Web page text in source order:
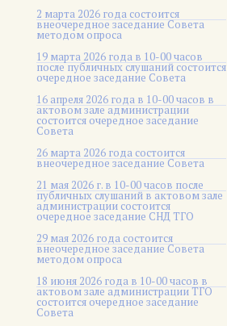
2 марта 2026 года состоится
внеочередное заседание Совета
методом опроса
19 марта 2026 года в 10-00 часов
после публичных слушаний состоится
очередное заседание Совета
16 апреля 2026 года в 10-00 часов в
актовом зале администрации
состоится очередное заседание
Совета
26 марта 2026 года состоится
внеочередное заседание Совета
21 мая 2026 г. в 10-00 часов после
публичных слушаний в актовом зале
администрации состоится
очередное заседание СНД ТГО
29 мая 2026 года состоится
внеочередное заседание Совета
методом опроса
18 июня 2026 года в 10-00 часов в
актовом зале администрации ТГО
состоится очередное заседание
Совета